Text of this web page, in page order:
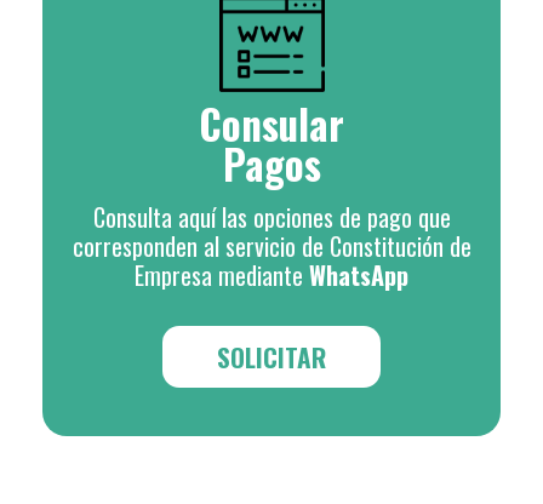
Consular
Pagos
Consulta aquí las opciones de pago que
corresponden al servicio de Constitución de
Empresa mediante WhatsApp
SOLICITAR